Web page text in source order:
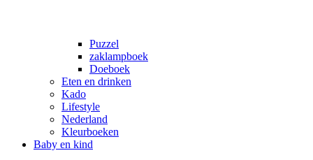
Puzzel
zaklampboek
Doeboek
Eten en drinken
Kado
Lifestyle
Nederland
Kleurboeken
Baby en kind